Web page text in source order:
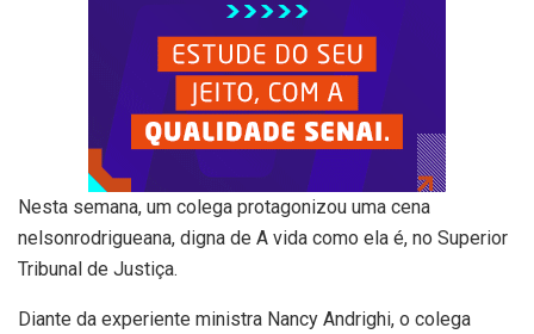
Nesta semana, um colega protagonizou uma cena
nelsonrodrigueana, digna de A vida como ela é, no Superior
Tribunal de Justiça.
Diante da experiente ministra Nancy Andrighi, o colega